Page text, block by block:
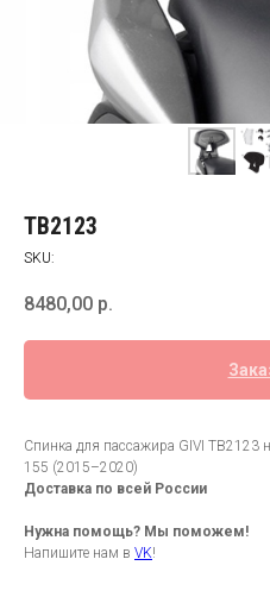
TB2123
SKU:
8480,00 р.
Спинка для пассажира GIVI TB2123
155 (2015–2020)
Доставка по всей России
Нужна помощь? Мы поможем!
Напишите нам в VK!